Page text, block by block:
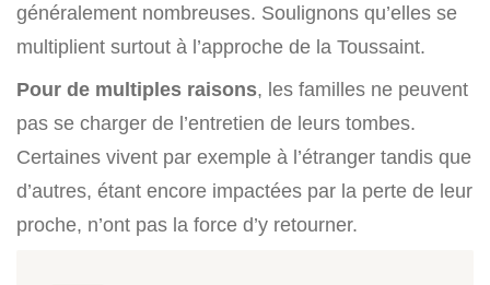
généralement nombreuses. Soulignons qu’elles se
multiplient surtout à l’approche de la Toussaint.
Pour de multiples raisons, les familles ne peuvent
pas se charger de l’entretien de leurs tombes.
Certaines vivent par exemple à l’étranger tandis que
d’autres, étant encore impactées par la perte de leur
proche, n’ont pas la force d’y retourner.